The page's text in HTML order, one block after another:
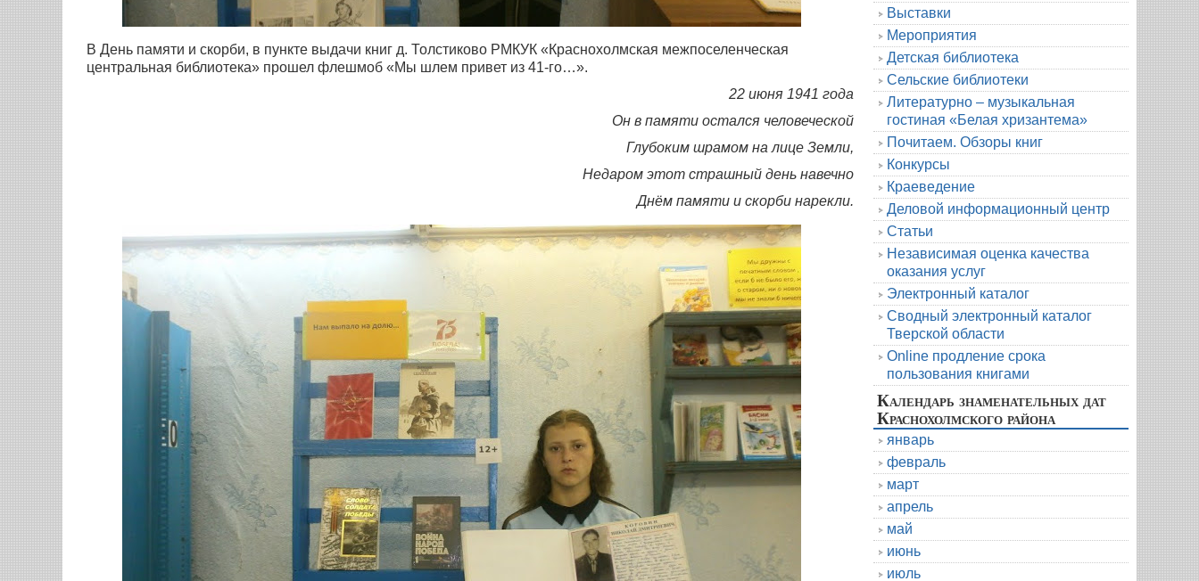
В День памяти и скорби, в пункте выдачи книг д. Толстиково РМКУК «Краснохолмская межпоселенческая
центральная библиотека» прошел флешмоб «Мы шлем привет из 41-го…».
22 июня 1941 года
Он в памяти остался человеческой
Глубоким шрамом на лице Земли,
Недаром этот страшный день навечно
Днём памяти и скорби нарекли.
Выставки
Мероприятия
Детская библиотека
Сельские библиотеки
Литературно – музыкальная
гостиная «Белая хризантема»
Почитаем. Обзоры книг
Конкурсы
Краеведение
Деловой информационный центр
Статьи
Независимая оценка качества
оказания услуг
Электронный каталог
Сводный электронный каталог
Тверской области
Online продление срока
пользования книгами
Календарь знаменательных дат
Краснохолмского района
январь
февраль
март
апрель
май
июнь
июль